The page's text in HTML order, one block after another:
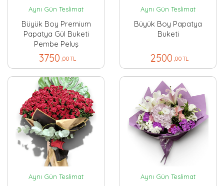
Aynı Gün Teslimat
Büyük Boy Premium
Papatya Gül Buketi
Pembe Peluş
3750 ,00 TL
Aynı Gün Teslimat
Büyük Boy Papatya
Buketi
2500 ,00 TL
Aynı Gün Teslimat Aynı Gün Teslimat